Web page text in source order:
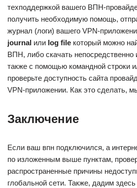
техподдержкой вашего ВПН-
получить необходимую помощь,
журнал (логи) вашего VPN-
journal или log file который можно
ВПН, либо скачать непосредственно
также с помощью командной строки
проверьте доступность сайта
VPN-приложении. Как это сделать,
Заключение
Если ваш впн подключился, а
по изложенным выше пунктам,
распространенные причины
глобальной сети. Также, дадим здесь